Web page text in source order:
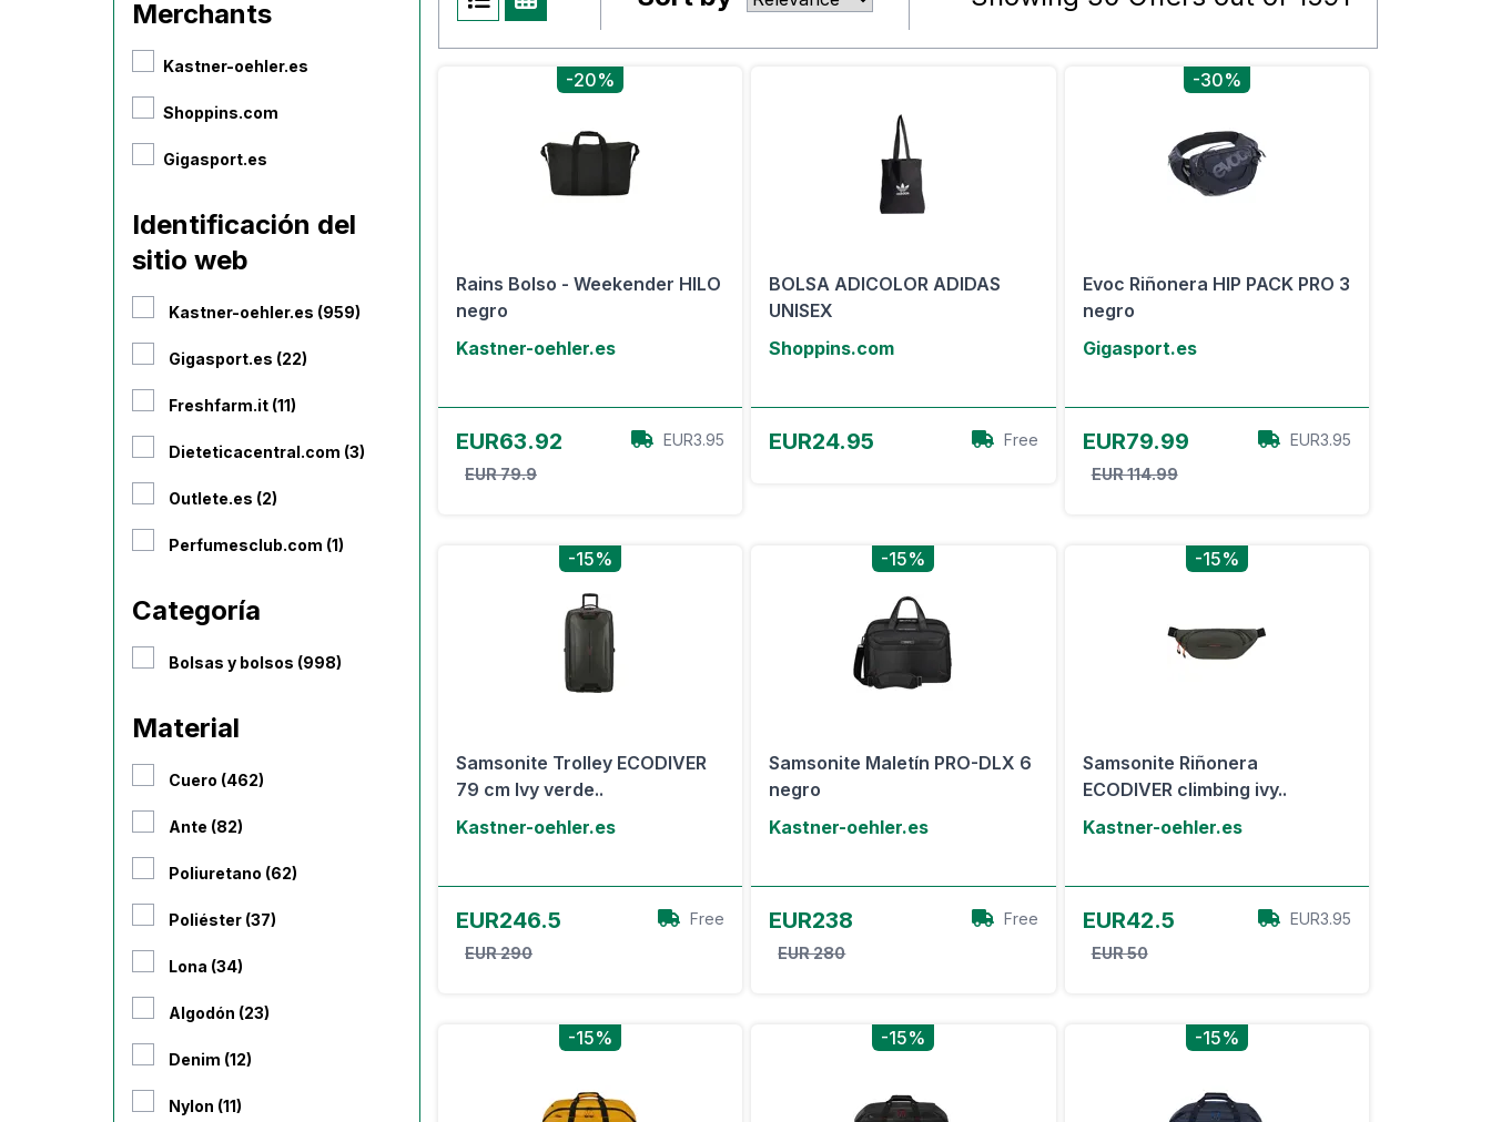
Merchants
Kastner-oehler.es
Shoppins.com
Gigasport.es
Identificación del
sitio web
Kastner-oehler.es (959)
Gigasport.es (22)
Freshfarm.it (11)
Dieteticacentral.com (3)
Outlete.es (2)
Perfumesclub.com (1)
Categoría
Bolsas y bolsos (998)
Material
Cuero (462)
Ante (82)
Poliuretano (62)
Poliéster (37)
Lona (34)
Algodón (23)
Denim (12)
Nylon (11)
-20%
Rains Bolso - Weekender HILO
negro
Kastner-oehler.es
EUR63.92
EUR 79.9
EUR3.95
BOLSA ADICOLOR ADIDAS
UNISEX
Shoppins.com
EUR24.95 Free
-30%
Evoc Riñonera HIP PACK PRO 3
negro
Gigasport.es
EUR79.99
EUR 114.99
EUR3.95
-15%
Samsonite Trolley ECODIVER
79 cm Ivy verde..
Kastner-oehler.es
EUR246.5
EUR 290
Free
-15%
Samsonite Maletín PRO-DLX 6
negro
Kastner-oehler.es
EUR238
EUR 280
Free
-15%
Samsonite Riñonera
ECODIVER climbing ivy..
Kastner-oehler.es
EUR42.5
EUR 50
EUR3.95
-15% -15% -15%